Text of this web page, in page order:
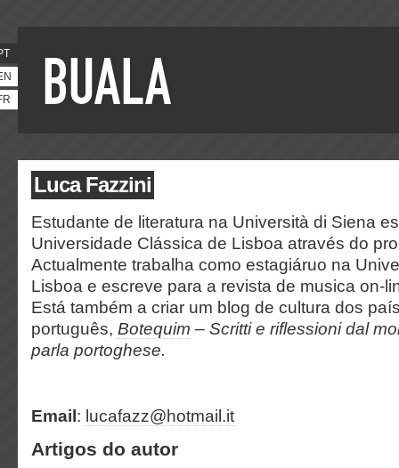
Luca Fazzini
Estudante de literatura na Università di Siena
Universidade Clássica de Lisboa através do
Actualmente trabalha como estagiáruo na
Lisboa e escreve para a revista de musica on-
Está também a criar um blog de cultura dos
português, Botequim – Scritti e riflessioni dal
parla portoghese.
Email : lucafazz@hotmail.it
Artigos do autor